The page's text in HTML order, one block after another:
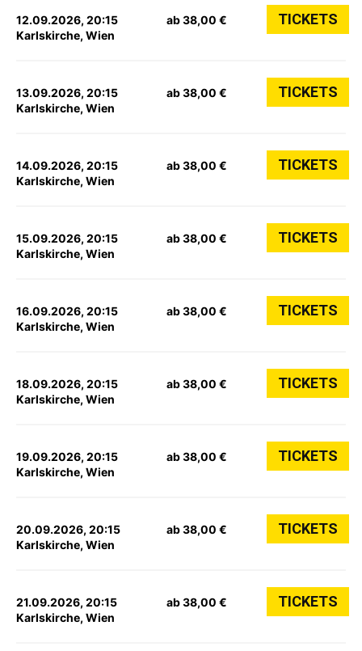
12.09.2026, 20:15
Karlskirche, Wien
ab 38,00 € TICKETS
13.09.2026, 20:15
Karlskirche, Wien
ab 38,00 € TICKETS
14.09.2026, 20:15
Karlskirche, Wien
ab 38,00 € TICKETS
15.09.2026, 20:15
Karlskirche, Wien
ab 38,00 € TICKETS
16.09.2026, 20:15
Karlskirche, Wien
ab 38,00 € TICKETS
18.09.2026, 20:15
Karlskirche, Wien
ab 38,00 € TICKETS
19.09.2026, 20:15
Karlskirche, Wien
ab 38,00 € TICKETS
20.09.2026, 20:15
Karlskirche, Wien
ab 38,00 € TICKETS
21.09.2026, 20:15
Karlskirche, Wien
ab 38,00 € TICKETS